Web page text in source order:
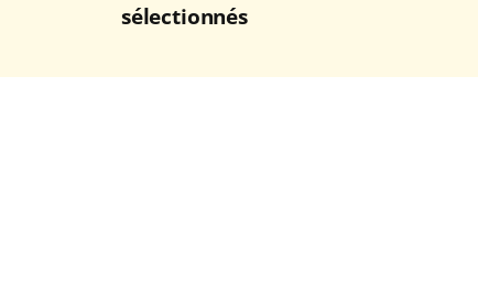
sélectionnés